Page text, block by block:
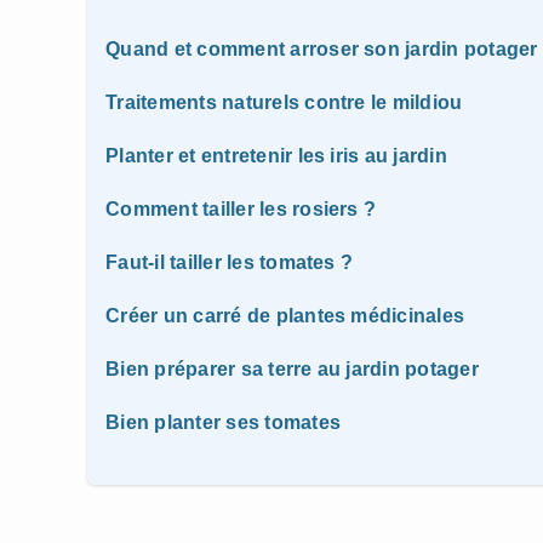
Quand et comment arroser son jardin potager
Traitements naturels contre le mildiou
Planter et entretenir les iris au jardin
Comment tailler les rosiers ?
Faut-il tailler les tomates ?
Créer un carré de plantes médicinales
Bien préparer sa terre au jardin potager
Bien planter ses tomates